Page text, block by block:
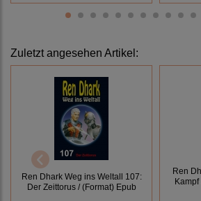
Zuletzt angesehen Artikel:
Ren Dhark Weg ins Weltall 107:
Der Zeittorus / (Format) Epub
Ren